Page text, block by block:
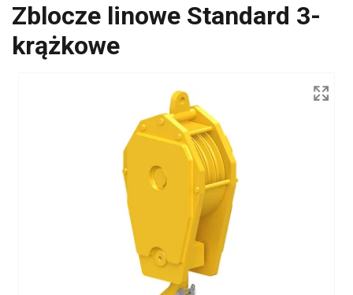
Zblocze linowe Standard 3-
krążkowe